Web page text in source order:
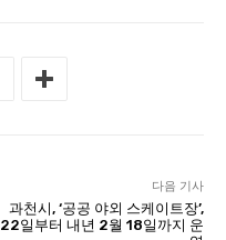
다음 기사
과천시, ‘공공 야외 스케이트장’,
22일부터 내년 2월 18일까지 운